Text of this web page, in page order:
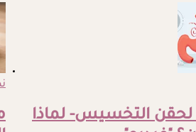
لحقن التخسيس- لماذا